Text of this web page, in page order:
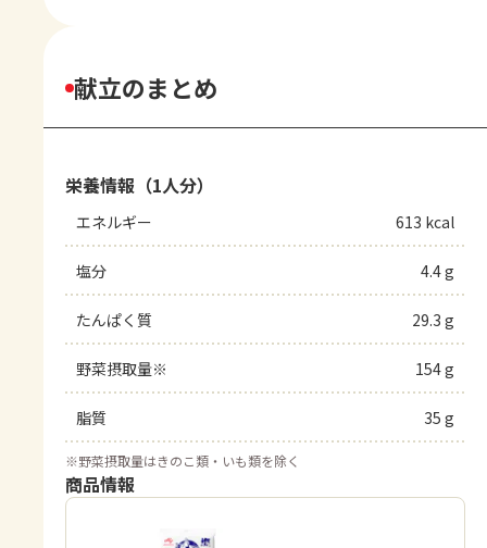
献立のまとめ
栄養情報（1人分）
エネルギー 613 kcal
塩分 4.4 g
たんぱく質 29.3 g
野菜摂取量※ 154 g
脂質 35 g
※野菜摂取量はきのこ類・いも類を除く
商品情報